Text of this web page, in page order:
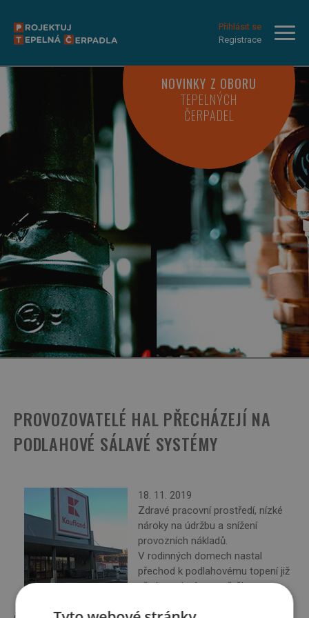
Přihlásit se
Registrace
NOVINKY Z OBORU
TEPELNÝCH
ČERPADEL
PROVOZOVATELÉ HAL PŘECHÁZEJÍ NA
PODLAHOVÉ SÁLAVÉ SYSTÉMY
18. 11. 2019
Zdravé pracovní prostředí, nízké
nároky na údržbu a snížení
provozních nákladů.
V rodinných domech nastal
přechod k podlahovému topení již
před mnoha lety a většina